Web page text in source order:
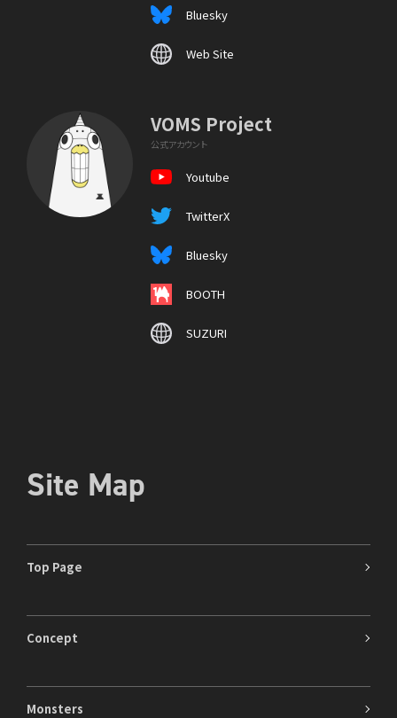
Bluesky
Web Site
VOMS Project
公式アカウント
Youtube
TwitterX
Bluesky
BOOTH
SUZURI
Site Map
Top Page
Concept
Monsters